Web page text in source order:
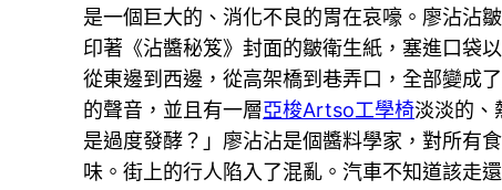
是一個巨大的、消化不良的胃在哀嚎。廖沾沾
印著《沾醬秘笈》封面的皺衛生紙，塞進口袋
從東邊到西邊，從高架橋到巷弄口，全部變成
的聲音，並且有一層亞梭Artso工學椅淡淡的
是過度發酵？」廖沾沾是個醬料學家，對所有
味。街上的行人陷入了混亂。汽車不知道該走